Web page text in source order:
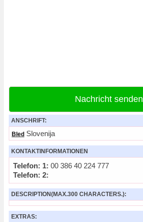
Nachricht senden
ANSCHRIFT:
Bled Slovenija
KONTAKTINFORMATIONEN
Telefon: 1: 00 386 40 224 777
Telefon: 2:
DESCRIPTION(MAX.300 CHARACTERS.):
EXTRAS: